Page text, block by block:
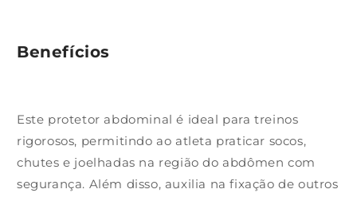
Benefícios
Este protetor abdominal é ideal para treinos
rigorosos, permitindo ao atleta praticar socos,
chutes e joelhadas na região do abdômen com
segurança. Além disso, auxilia na fixação de outros